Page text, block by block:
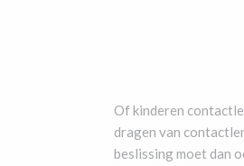
Of kinderen
dragen van
beslissing moet dan